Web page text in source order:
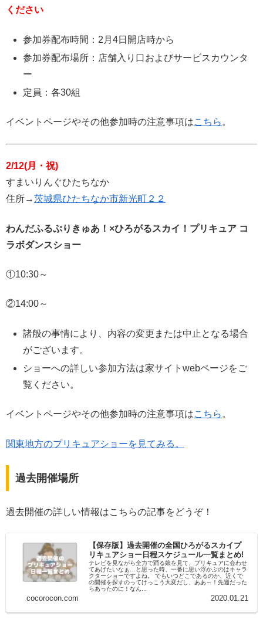
ください
参加券配布時間：2月4日開店時から
参加券配布場所：店舗入り口およびサービスカウンタ
ー
定員：各30組
イベントページやその他参加時の注意事項はこちら。
2/12(月・祝)
すまいりんぐひたちなか
住所→茨城県ひたちなか市新光町２２
わんだふるぷりきゅあ！×ひろがるスカイ！プリキュア コ
ラボダンスショー
①10:30～
②14:00～
諸般の事情により、内容の変更または中止となる場合
がございます。
ショーへの詳しい参加方法は家サイトwebページをご
覧ください。
イベントページやその他参加時の注意事項はこちら 。
関東地方のプリキュアショーを見てみる。
過去開催場所
過去開催の詳しい情報はこちらの記事をどうぞ！
【保存版】過去開催の全国ひろがるスカイプ
リキュアショー日程スケジュール一覧まとめ!
テレビを見ながら全力で踊る娘を見て、プリキュアに会わせ
てあげたいなぁ…と思った時、一番に思い浮かぶのはキャラ
クターショーですよね。 でもいつどこであるのか、近くで
の開催を探すのってけっこう大変だし、ああ～！先週だった
らあったのに！なん...
cocorocon.com 2020.01.21